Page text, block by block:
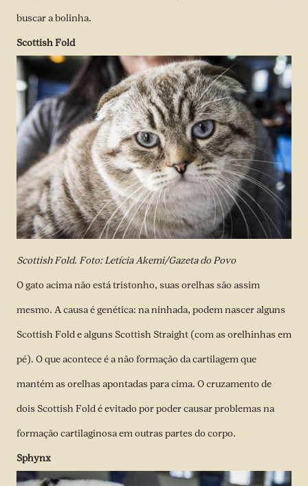
buscar a bolinha.
Scottish Fold
Scottish Fold. Foto: Letícia Akemi/Gazeta do Povo
O gato acima não está tristonho, suas orelhas são assim
mesmo. A causa é genética: na ninhada, podem nascer alguns
Scottish Fold e alguns Scottish Straight (com as orelhinhas em
pé). O que acontece é a não formação da cartilagem que
mantém as orelhas apontadas para cima. O cruzamento de
dois Scottish Fold é evitado por poder causar problemas na
formação cartilaginosa em outras partes do corpo.
Sphynx